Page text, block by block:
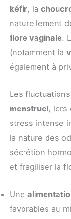
kéfir, la
naturellement
flore vaginale.
(notamment la
également à
Les
menstruel, lors
stress intense
la nature des
sécrétion
et fragiliser la
Une
favorables au